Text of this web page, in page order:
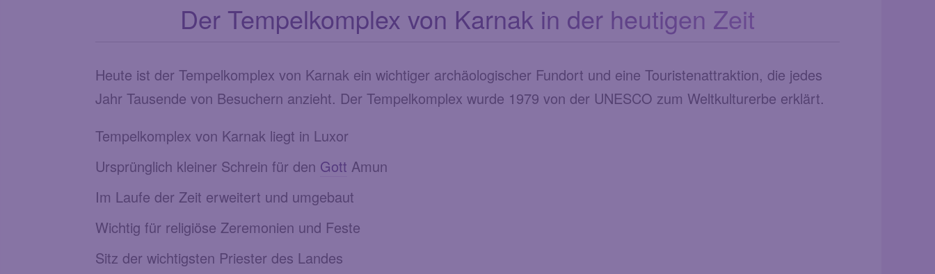
Der Tempelkomplex von Karnak in der heutigen Zeit
Heute ist der Tempelkomplex von Karnak ein wichtiger archäologischer Fundort und eine Touristenattraktion, die jedes
Jahr Tausende von Besuchern anzieht. Der Tempelkomplex wurde 1979 von der UNESCO zum Weltkulturerbe erklärt.
Tempelkomplex von Karnak liegt in Luxor
Ursprünglich kleiner Schrein für den Gott Amun
Im Laufe der Zeit erweitert und umgebaut
Wichtig für religiöse Zeremonien und Feste
Sitz der wichtigsten Priester des Landes